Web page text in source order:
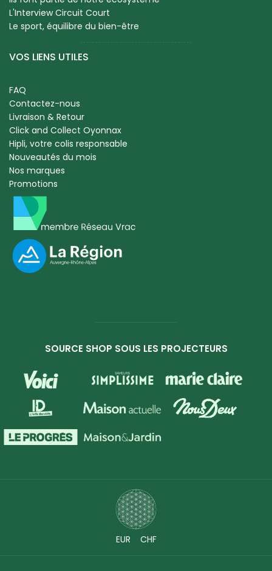
L'Interview Circuit Court
Le sport, équilibre du bien-être
VOS LIENS UTILES
FAQ
Contactez-nous
Livraison & Retour
Click and Collect Oyonnax
Hipli, votre colis responsable
Nouveautés du mois
Nos marques
Promotions
SOURCE SHOP SOUS LES PROJECTEURS
EUR CHF